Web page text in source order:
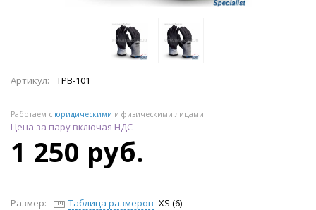
Артикул: TPB-101
Работаем с юридическими и физическими лицами
Цена за пару включая НДС
1 250 руб.
Размер: Таблица размеров XS (6)